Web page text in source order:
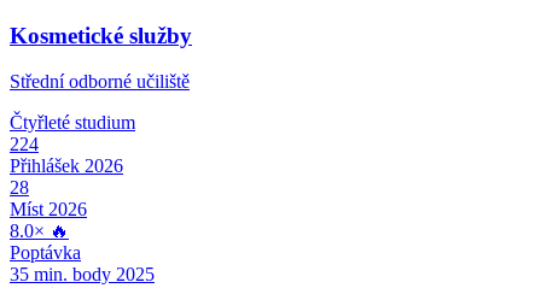
Kosmetické služby
Střední odborné učiliště
Čtyřleté studium
224
Přihlášek 2026
28
Míst 2026
8.0× 🔥
Poptávka
35 min. body 2025